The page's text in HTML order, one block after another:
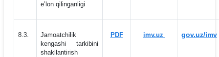
eʼlon qilinganligi
8.3.
Jamoatchilik
kengashi tarkibini
shakllantirish
PDF imv.uz gov.uz/imv